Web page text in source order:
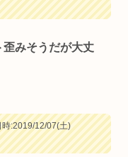
みそうだが大丈
:2019/12/07(土)